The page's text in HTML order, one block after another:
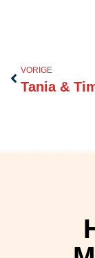
Vorige
VORIGE
Tania &